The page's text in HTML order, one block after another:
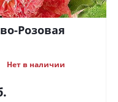
Розовая
Нет в наличии